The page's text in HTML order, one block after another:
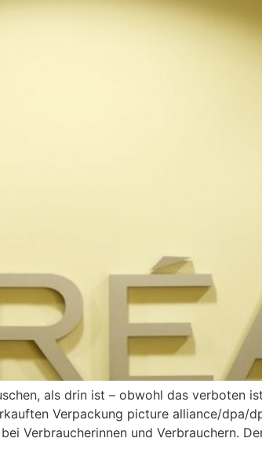
als drin ist – obwohl das verboten
Verpackung picture alliance/dpa/
Verbrau­che­rinnen und Verbrau­chern.